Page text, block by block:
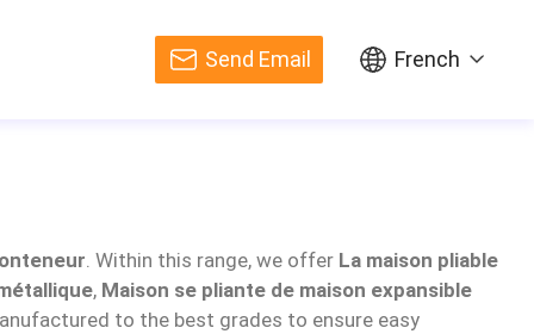
French
Send Email
. Within this range, we offer La maison pliable
, Maison se pliante de maison expansible
to the best grades to ensure easy